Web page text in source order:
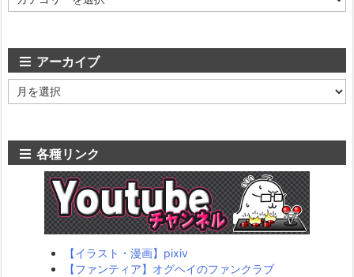
テ
アーカイブ
ー
各種リンク
【イラスト・漫画】pixiv
【ファンティア】オグヘイのファンクラブ